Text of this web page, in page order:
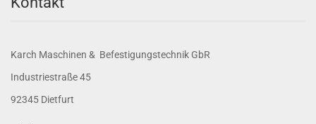
Karch Maschinen & Befestigungstechnik GbR
Industriestraße 45
92345 Dietfurt